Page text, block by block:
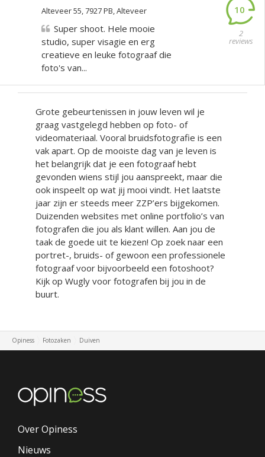
Alteveer 55, 7927 PB, Alteveer 10
2
reviews
Super shoot. Hele mooie
studio, super visagie en erg
creatieve en leuke fotograaf die
foto's van...
Grote gebeurtenissen in jouw leven wil je
graag vastgelegd hebben op foto- of
videomateriaal. Vooral bruidsfotografie is een
vak apart. Op de mooiste dag van je leven is
het belangrijk dat je een fotograaf hebt
gevonden wiens stijl jou aanspreekt, maar die
ook inspeelt op wat jij mooi vindt. Het laatste
jaar zijn er steeds meer ZZP’ers bijgekomen.
Duizenden websites met online portfolio’s van
fotografen die jou als klant willen. Aan jou de
taak de goede uit te kiezen! Op zoek naar een
portret-, bruids- of gewoon een professionele
fotograaf voor bijvoorbeeld een fotoshoot?
Kijk op Wugly voor fotografen bij jou in de
buurt.
Opiness Fotozaken Duiven
Over Opiness
Nieuws